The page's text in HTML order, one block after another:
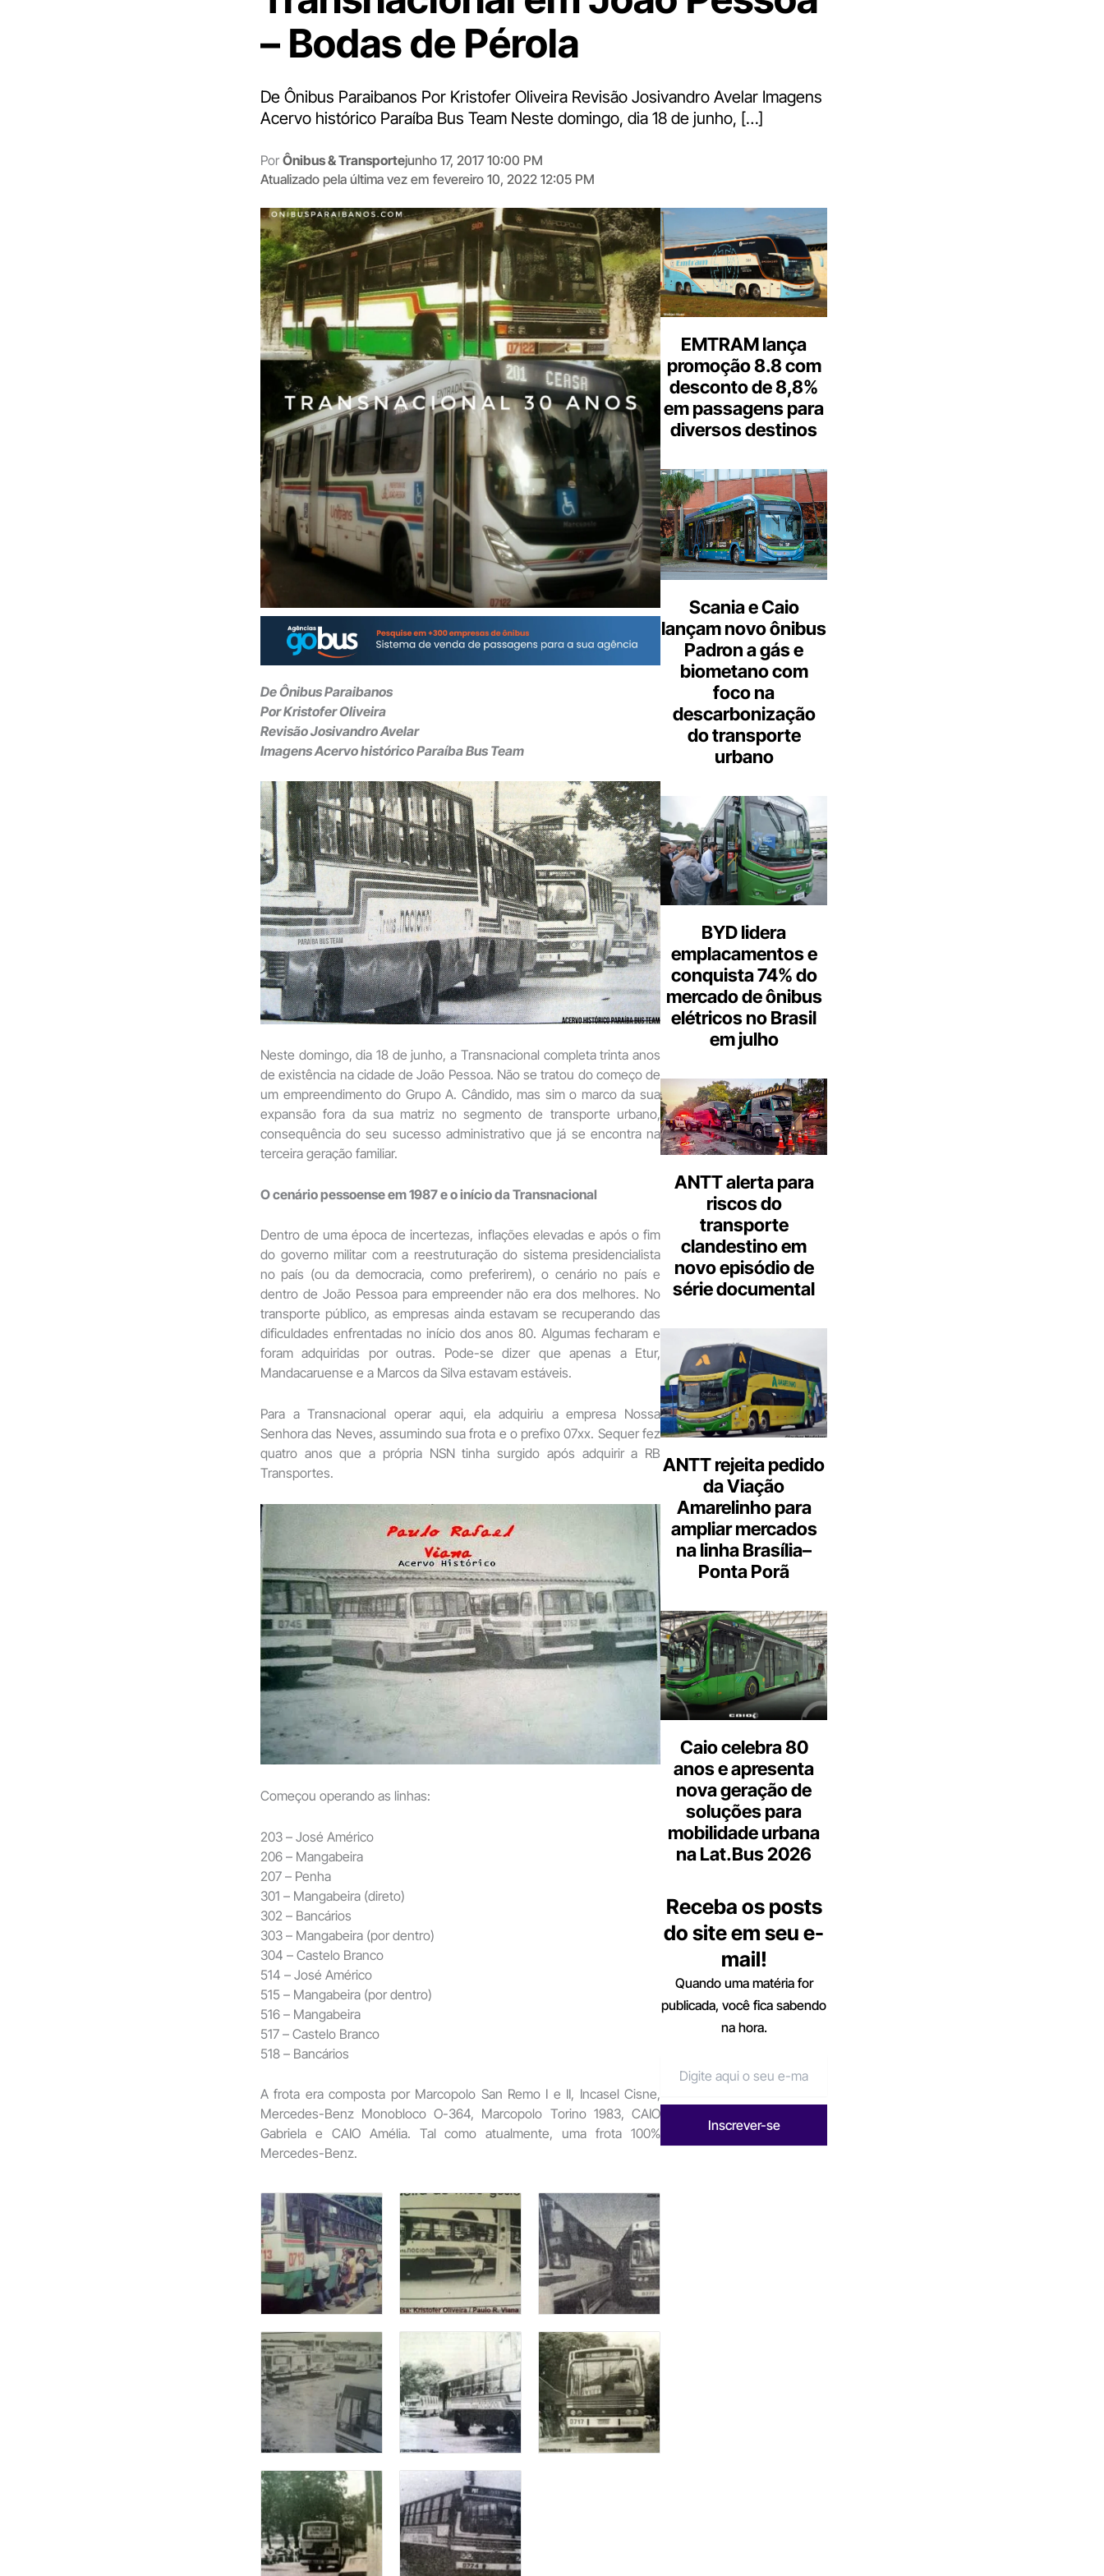
– Bodas de Pérola
De Ônibus Paraibanos Por Kristofer Oliveira Revisão Josivandro Avelar Imagens
Acervo histórico Paraíba Bus Team Neste domingo, dia 18 de junho, […]
Por Ônibus & Transportejunho 17, 2017 10:00 PM
Atualizado pela última vez em fevereiro 10, 2022 12:05 PM
De Ônibus Paraibanos
Por Kristofer Oliveira
Revisão Josivandro Avelar
Imagens Acervo histórico Paraíba Bus Team
Neste domingo, dia 18 de junho, a Transnacional completa trinta anos
de existência na cidade de João Pessoa. Não se tratou do começo de
um empreendimento do Grupo A. Cândido, mas sim o marco da sua
expansão fora da sua matriz no segmento de transporte urbano,
consequência do seu sucesso administrativo que já se encontra na
terceira geração familiar.
O cenário pessoense em 1987 e o início da Transnacional
Dentro de uma época de incertezas, inflações elevadas e após o fim
do governo militar com a reestruturação do sistema presidencialista
no país (ou da democracia, como preferirem), o cenário no país e
dentro de João Pessoa para empreender não era dos melhores. No
transporte público, as empresas ainda estavam se recuperando das
dificuldades enfrentadas no início dos anos 80. Algumas fecharam e
foram adquiridas por outras. Pode-se dizer que apenas a Etur,
Mandacaruense e a Marcos da Silva estavam estáveis.
Para a Transnacional operar aqui, ela adquiriu a empresa Nossa
Senhora das Neves, assumindo sua frota e o prefixo 07xx. Sequer fez
quatro anos que a própria NSN tinha surgido após adquirir a RB
Transportes.
Começou operando as linhas:
203 – José Américo
206 – Mangabeira
207 – Penha
301 – Mangabeira (direto)
302 – Bancários
303 – Mangabeira (por dentro)
304 – Castelo Branco
514 – José Américo
515 – Mangabeira (por dentro)
516 – Mangabeira
517 – Castelo Branco
518 – Bancários
A frota era composta por Marcopolo San Remo I e II, Incasel Cisne,
Mercedes-Benz Monobloco O-364, Marcopolo Torino 1983, CAIO
Gabriela e CAIO Amélia. Tal como atualmente, uma frota 100%
Mercedes-Benz.
EMTRAM lança
promoção 8.8 com
desconto de 8,8%
em passagens para
diversos destinos
Scania e Caio
lançam novo ônibus
Padron a gás e
biometano com
foco na
descarbonização
do transporte
urbano
BYD lidera
emplacamentos e
conquista 74% do
mercado de ônibus
elétricos no Brasil
em julho
ANTT alerta para
riscos do
transporte
clandestino em
novo episódio de
série documental
ANTT rejeita pedido
da Viação
Amarelinho para
ampliar mercados
na linha Brasília–
Ponta Porã
Caio celebra 80
anos e apresenta
nova geração de
soluções para
mobilidade urbana
na Lat.Bus 2026
Receba os posts
do site em seu e-
mail!
Quando uma matéria for
publicada, você fica sabendo
na hora.
Digite
aqui
o
seu
e-
mail
Inscrever-se